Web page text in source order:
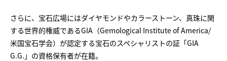
さらに、宝石広場にはダイヤモンドやカラーストーン、真珠に関
する世界的権威であるGIA（Gemological Institute of America/
米国宝石学会）が認定する宝石のスペシャリストの証「GIA
G.G.」の資格保有者が在籍。